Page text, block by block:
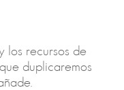
los recursos de
duplicaremos